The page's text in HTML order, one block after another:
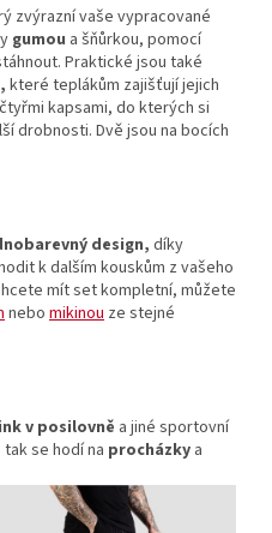
zvýrazní vaše vypracované
gumou a šňůrkou, pomocí
Praktické jsou také
které teplákům zajišťují jejich
kapsami, do kterých si
drobnosti. Dvě jsou na bocích
design,díky
k dalším kouskům z vašeho
mít set kompletní, můžete
nebo mikinou ze stejné
v posilovně a jiné sportovní
se hodí na procházky a